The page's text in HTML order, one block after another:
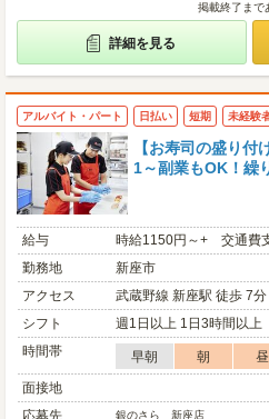
掲載終了まで
詳細を見る
アルバイト・パート 日払い 短期 未経験
【お寿司の盛り
1～副業もOK！繰
給与
時給1150円～+ 交通費
勤務地
新座市
アクセス
武蔵野線 新座駅 徒歩 7分
シフト
週1日以上 1日3時間以上
時間帯
早朝 朝 昼
面接地
応募先
銀のさら 新座店